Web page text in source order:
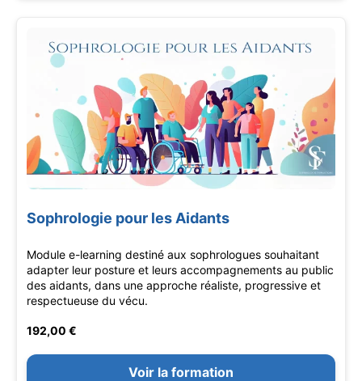
Sophrologie pour les Aidants
Module e-learning destiné aux sophrologues souhaitant
adapter leur posture et leurs accompagnements au public
des aidants, dans une approche réaliste, progressive et
respectueuse du vécu.
192,00 €
Voir la formation